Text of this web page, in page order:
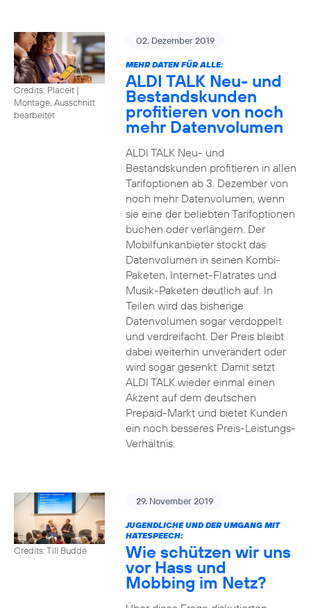
Credits: Placeit |
Montage, Ausschnitt
bearbeitet
02. Dezember 2019
MEHR DATEN FÜR ALLE:
ALDI TALK Neu- und
Bestandskunden
profitieren von noch
mehr Datenvolumen
ALDI TALK Neu- und
Bestandskunden profitieren in allen
Tarifoptionen ab 3. Dezember von
noch mehr Datenvolumen, wenn
sie eine der beliebten Tarifoptionen
buchen oder verlängern. Der
Mobilfunkanbieter stockt das
Datenvolumen in seinen Kombi-
Paketen, Internet-Flatrates und
Musik-Paketen deutlich auf. In
Teilen wird das bisherige
Datenvolumen sogar verdoppelt
und verdreifacht. Der Preis bleibt
dabei weiterhin unverändert oder
wird sogar gesenkt. Damit setzt
ALDI TALK wieder einmal einen
Akzent auf dem deutschen
Prepaid-Markt und bietet Kunden
ein noch besseres Preis-Leistungs-
Verhältnis.
Credits: Till Budde
29. November 2019
JUGENDLICHE UND DER UMGANG MIT
HATESPEECH:
Wie schützen wir uns
vor Hass und
Mobbing im Netz?